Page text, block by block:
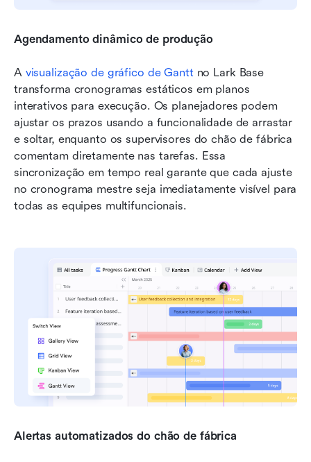
Agendamento dinâmico de produção
A visualização de gráfico de Gantt no Lark Base
transforma cronogramas estáticos em planos
interativos para execução. Os planejadores podem
ajustar os prazos usando a funcionalidade de arrastar
e soltar, enquanto os supervisores do chão de fábrica
comentam diretamente nas tarefas. Essa
sincronização em tempo real garante que cada ajuste
no cronograma mestre seja imediatamente visível para
todas as equipes multifuncionais.
Alertas automatizados do chão de fábrica